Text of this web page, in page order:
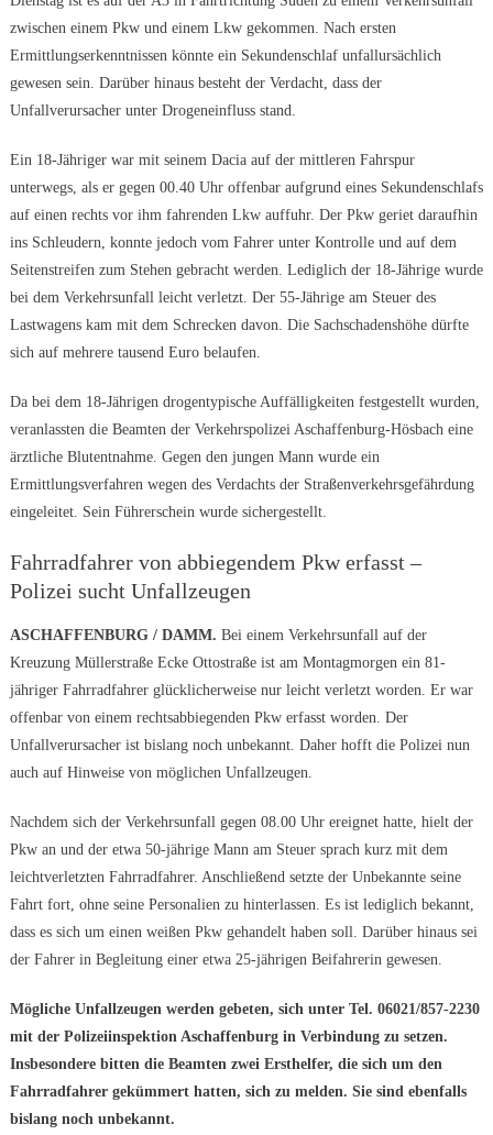
zwischen einem Pkw und einem Lkw gekommen. Nach ersten
Ermittlungserkenntnissen könnte ein Sekundenschlaf unfallursächlich
gewesen sein. Darüber hinaus besteht der Verdacht, dass der
Unfallverursacher unter Drogeneinfluss stand.
Ein 18-Jähriger war mit seinem Dacia auf der mittleren Fahrspur
unterwegs, als er gegen 00.40 Uhr offenbar aufgrund eines Sekundenschlafs
auf einen rechts vor ihm fahrenden Lkw auffuhr. Der Pkw geriet daraufhin
ins Schleudern, konnte jedoch vom Fahrer unter Kontrolle und auf dem
Seitenstreifen zum Stehen gebracht werden. Lediglich der 18-Jährige wurde
bei dem Verkehrsunfall leicht verletzt. Der 55-Jährige am Steuer des
Lastwagens kam mit dem Schrecken davon. Die Sachschadenshöhe dürfte
sich auf mehrere tausend Euro belaufen.
Da bei dem 18-Jährigen drogentypische Auffälligkeiten festgestellt wurden,
veranlassten die Beamten der Verkehrspolizei Aschaffenburg-Hösbach eine
ärztliche Blutentnahme. Gegen den jungen Mann wurde ein
Ermittlungsverfahren wegen des Verdachts der Straßenverkehrsgefährdung
eingeleitet. Sein Führerschein wurde sichergestellt.
Fahrradfahrer von abbiegendem Pkw erfasst –
Polizei sucht Unfallzeugen
ASCHAFFENBURG / DAMM. Bei einem Verkehrsunfall auf der
Kreuzung Müllerstraße Ecke Ottostraße ist am Montagmorgen ein 81-
jähriger Fahrradfahrer glücklicherweise nur leicht verletzt worden. Er war
offenbar von einem rechtsabbiegenden Pkw erfasst worden. Der
Unfallverursacher ist bislang noch unbekannt. Daher hofft die Polizei nun
auch auf Hinweise von möglichen Unfallzeugen.
Nachdem sich der Verkehrsunfall gegen 08.00 Uhr ereignet hatte, hielt der
Pkw an und der etwa 50-jährige Mann am Steuer sprach kurz mit dem
leichtverletzten Fahrradfahrer. Anschließend setzte der Unbekannte seine
Fahrt fort, ohne seine Personalien zu hinterlassen. Es ist lediglich bekannt,
dass es sich um einen weißen Pkw gehandelt haben soll. Darüber hinaus sei
der Fahrer in Begleitung einer etwa 25-jährigen Beifahrerin gewesen.
Mögliche Unfallzeugen werden gebeten, sich unter Tel. 06021/857-2230
mit der Polizeiinspektion Aschaffenburg in Verbindung zu setzen.
Insbesondere bitten die Beamten zwei Ersthelfer, die sich um den
Fahrradfahrer gekümmert hatten, sich zu melden. Sie sind ebenfalls
bislang noch unbekannt.